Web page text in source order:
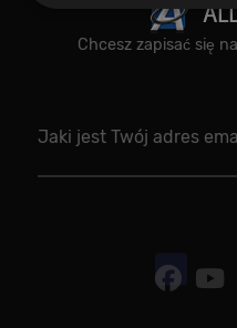
Chcesz zapisać się
Wydajność
Wydajnościowe pliki
tym, w jaki sposób
nie mogą być